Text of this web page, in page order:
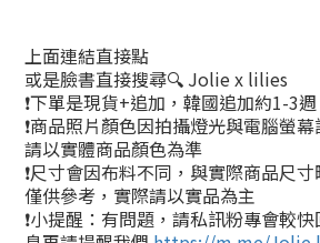
上面連結直接點
或是臉書直接搜尋🔍 Jolie x lilies
❗下單是現貨+追加，韓國追加約1-3週
❗商品照片顏色因拍攝燈光與電腦螢
請以實體商品顏色為準
❗尺寸會因布料不同，與實際商品尺
僅供參考，實際請以實品為主
❗小提醒：有問題，請私訊粉專會較